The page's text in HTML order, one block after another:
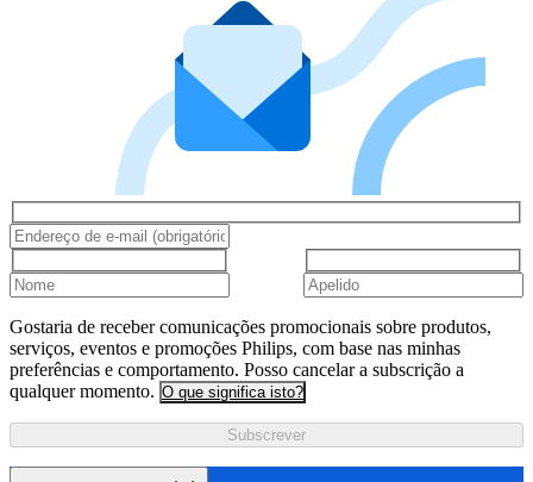
Gostaria de receber comunicações promocionais sobre produtos,
serviços, eventos e promoções Philips, com base nas minhas
preferências e comportamento. Posso cancelar a subscrição a
qualquer momento. O que significa isto?
Subscrever